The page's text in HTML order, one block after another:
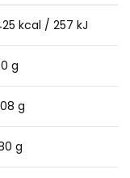
kcal / 257 kJ
g
g
g